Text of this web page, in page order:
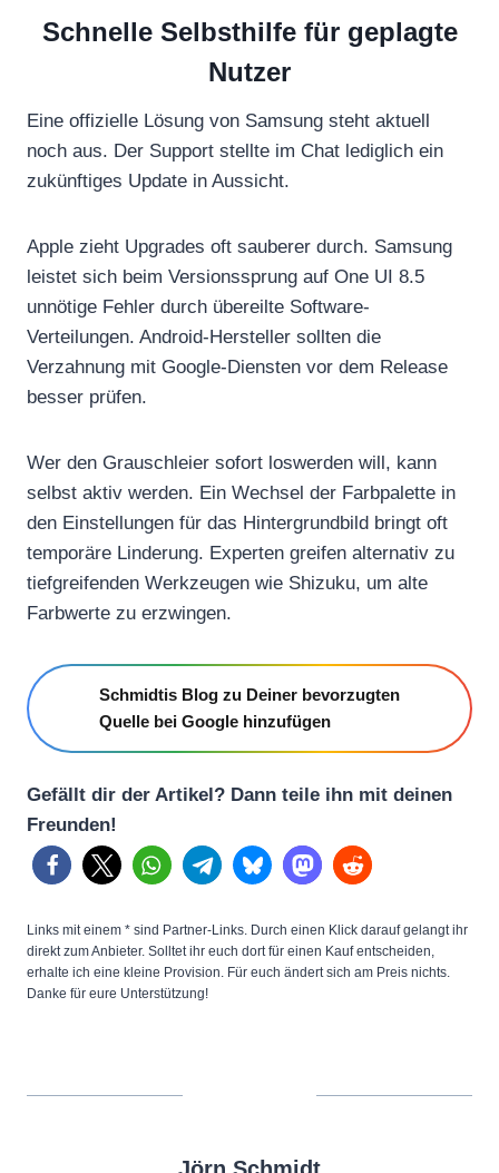
Schnelle Selbsthilfe für geplagte
Nutzer
Eine offizielle Lösung von Samsung steht aktuell
noch aus. Der Support stellte im Chat lediglich ein
zukünftiges Update in Aussicht.
Apple zieht Upgrades oft sauberer durch. Samsung
leistet sich beim Versionssprung auf One UI 8.5
unnötige Fehler durch übereilte Software-
Verteilungen. Android-Hersteller sollten die
Verzahnung mit Google-Diensten vor dem Release
besser prüfen.
Wer den Grauschleier sofort loswerden will, kann
selbst aktiv werden. Ein Wechsel der Farbpalette in
den Einstellungen für das Hintergrundbild bringt oft
temporäre Linderung. Experten greifen alternativ zu
tiefgreifenden Werkzeugen wie Shizuku, um alte
Farbwerte zu erzwingen.
Schmidtis Blog zu Deiner bevorzugten
Quelle bei Google hinzufügen
Gefällt dir der Artikel? Dann teile ihn mit deinen
Freunden!
Links mit einem * sind Partner-Links. Durch einen Klick darauf gelangt ihr
direkt zum Anbieter. Solltet ihr euch dort für einen Kauf entscheiden,
erhalte ich eine kleine Provision. Für euch ändert sich am Preis nichts.
Danke für eure Unterstützung!